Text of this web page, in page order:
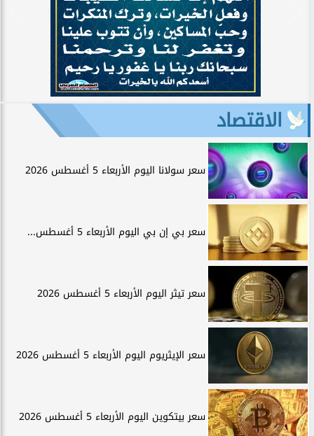
الاقتصاد
سعر سولانا اليوم الأربعاء 5 أغسطس 2026
سعر بي إن بي اليوم الأربعاء 5 أغسطس...
سعر تيثر اليوم الأربعاء 5 أغسطس 2026
سعر الإيثريوم اليوم الأربعاء 5 أغسطس 2026
سعر بيتكوين اليوم الأربعاء 5 أغسطس 2026